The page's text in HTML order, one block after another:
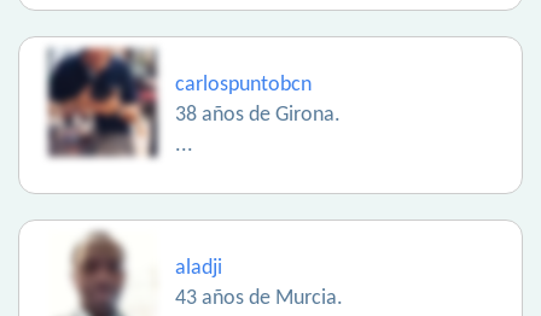
carlospuntobcn
38 años de Girona.
...
aladji
43 años de Murcia.